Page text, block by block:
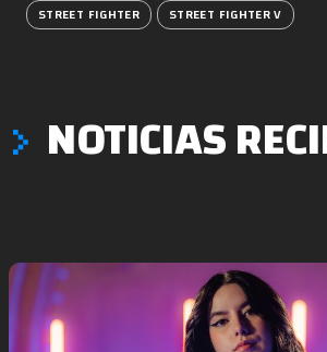
STREET FIGHTER
STREET FIGHTER V
NOTICIAS